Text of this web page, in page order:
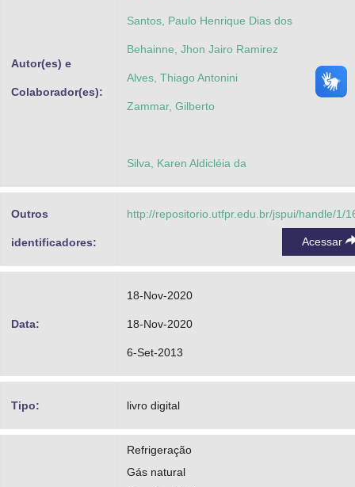
Autor(es) e
Colaborador(es):
Santos, Paulo Henrique Dias dos
Behainne, Jhon Jairo Ramirez
Alves, Thiago Antonini
Zammar, Gilberto
Silva, Karen Aldicléia da
Outros
identificadores:
http://repositorio.utfpr.edu.br/jspui/handle/1/
Acessar
Data:
18-Nov-2020
18-Nov-2020
6-Set-2013
Tipo: livro digital
Refrigeração
Gás natural